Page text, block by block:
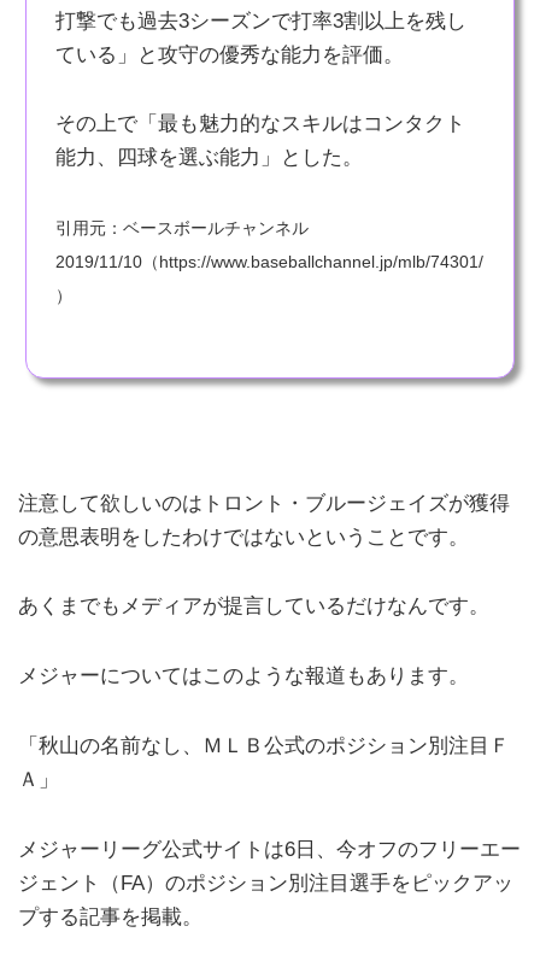
打撃でも過去3シーズンで打率3割以上を残し
ている」と攻守の優秀な能力を評価。
その上で「最も魅力的なスキルはコンタクト
能力、四球を選ぶ能力」とした。
引用元：ベースボールチャンネル
2019/11/10（https://www.baseballchannel.jp/mlb/74301/
）
注意して欲しいのはトロント・ブルージェイズが獲得
の意思表明をしたわけではないということです。
あくまでもメディアが提言しているだけなんです。
メジャーについてはこのような報道もあります。
「秋山の名前なし、ＭＬＢ公式のポジション別注目Ｆ
Ａ」
メジャーリーグ公式サイトは6日、今オフのフリーエー
ジェント（FA）のポジション別注目選手をピックアッ
プする記事を掲載。